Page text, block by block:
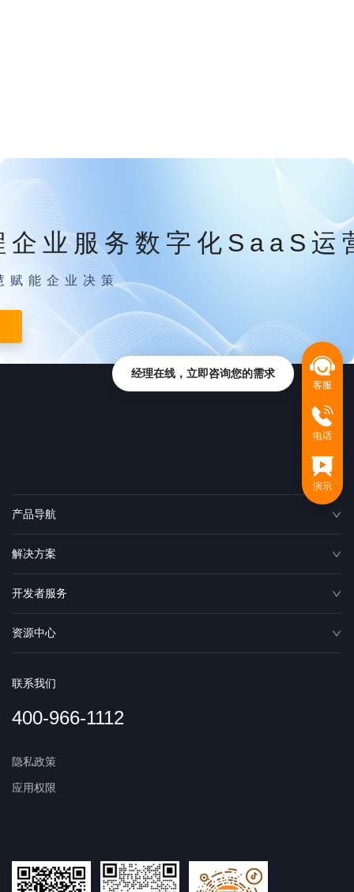
企业服务数字化SaaS运
赋能企业决策
产品导航
解决方案
开发者服务
资源中心
联系我们
400-966-1112
隐私政策
应用权限
客服
电话
演示
经理在线，立即咨询您的需求